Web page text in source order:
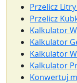
Przelicz
Przelicz
Kalkulator
Kalkulator
Kalkulator
Kalkulator
Konwertuj